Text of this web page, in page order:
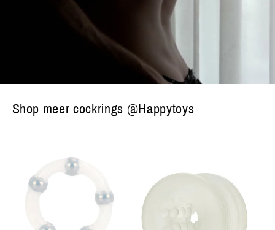
Shop meer cockrings @Happytoys